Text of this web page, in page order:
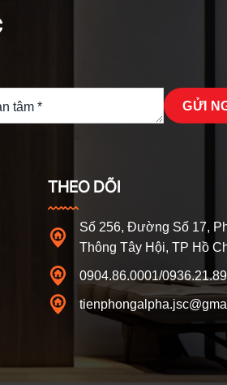
THEO DÕI
Số 256, Đường Số 17,
Thông Tây Hội, TP Hồ
0904.86.0001/